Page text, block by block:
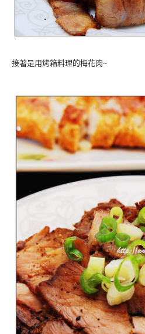
接著是用烤箱料理的梅花肉~